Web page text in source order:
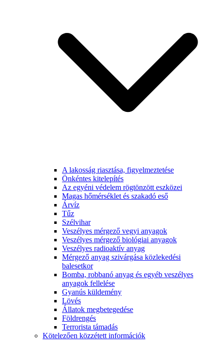
A lakosság riasztása, figyelmeztetése
Önkéntes kitelepítés
Az egyéni védelem rögtönzött eszközei
Magas hőmérséklet és szakadó eső
Árvíz
Tűz
Szélvihar
Veszélyes mérgező vegyi anyagok
Veszélyes mérgező biológiai anyagok
Veszélyes radioaktív anyag
Mérgező anyag szivárgása közlekedési
balesetkor
Bomba, robbanó anyag és egyéb veszélyes
anyagok fellelése
Gyanús küldemény
Lövés
Állatok megbetegedése
Földrengés
Terrorista támadás
Kötelezően közzétett információk